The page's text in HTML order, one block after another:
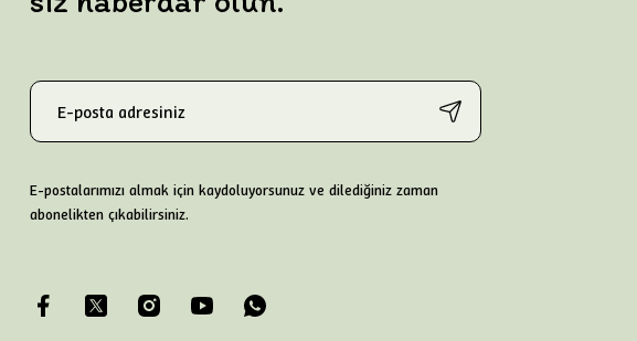
E-postalarımızı almak için kaydoluyorsunuz ve dilediğiniz zaman
abonelikten çıkabilirsiniz.